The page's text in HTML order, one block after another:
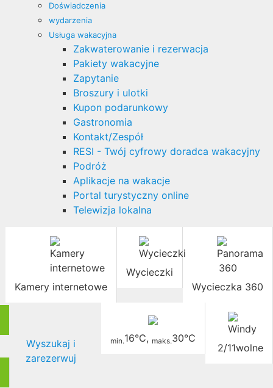
Doświadczenia
wydarzenia
Usługa wakacyjna
Zakwaterowanie i rezerwacja
Pakiety wakacyjne
Zapytanie
Broszury i ulotki
Kupon podarunkowy
Gastronomia
Kontakt/Zespół
RESI - Twój cyfrowy doradca wakacyjny
Podróż
Aplikacje na wakacje
Portal turystyczny online
Telewizja lokalna
Wycieczka 360
Wycieczki
Kamery internetowe
2/11wolne
min.16°C, maks.30°C
Wyszukaj i
zarezerwuj